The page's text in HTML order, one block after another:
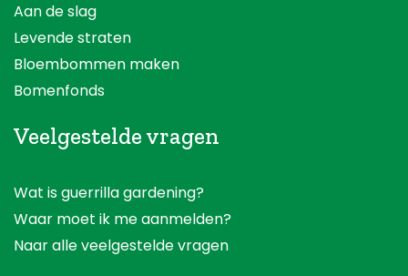
Aan de slag
Levende straten
Bloembommen maken
Bomenfonds
Veelgestelde vragen
Wat is guerrilla gardening?
Waar moet ik me aanmelden?
Naar alle veelgestelde vragen